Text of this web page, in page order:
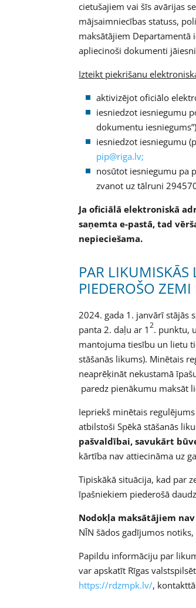
cietušajiem vai šīs avārijas
mājsaimniecības statuss,
maksātājiem
apliecinoši dokumenti
Izteikt piekrišanu
aktivizējot oficiālo
iesniedzot iesniegumu
dokumentu
iesniedzot iesniegumu
pip@riga.lv;
nosūtot iesniegumu pa
zvanot uz tālruni
Ja oficiālā elektroniskā
saņemta e-pastā, tad
nepieciešama.
PAR
PIEDEROŠO
2024. gada 1. janvārī stājās
panta 2. daļu ar 12. punktu,
mantojuma tiesību un lietu
stāšanās likums). Minētais
neaprēķināt nekustamā
paredz pienākumu maksāt
Iepriekš minētais
atbilstoši Spēkā stāšanās
pašvaldībai, savukārt
kārtība nav attiecināma uz
Tipiskākā situācija, kad par
īpašniekiem piederošā
Nodokļa maksātājiem
NĪN šādos gadījumos
Papildu informāciju par
var apskatīt Rīgas
https://rdzmpk.lv/,